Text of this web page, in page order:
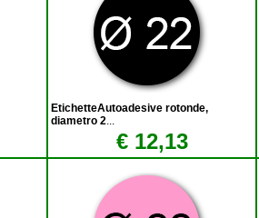
EtichetteAutoadesive rotonde,
diametro 2...
€ 12,13